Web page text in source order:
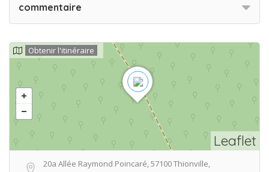
commentaire
Leaflet
Obtenir l'itinéraire
20a Allée Raymond Poincaré, 57100 Thionville,